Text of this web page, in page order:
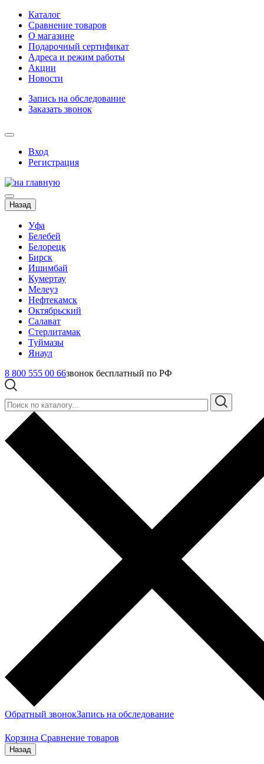
Каталог
Сравнение товаров
О магазине
Подарочный сертификат
Адреса и режим работы
Акции
Новости
Запись на обследование
Заказать звонок
Вход
Регистрация
Назад
Уфа
Белебей
Белорецк
Бирск
Ишимбай
Кумертау
Мелеуз
Нефтекамск
Октябрьский
Салават
Стерлитамак
Туймазы
Янаул
8 800 555 00 66звонок бесплатный по РФ
Обратный звонокЗапись на обследование
Корзина Сравнение товаров
Назад